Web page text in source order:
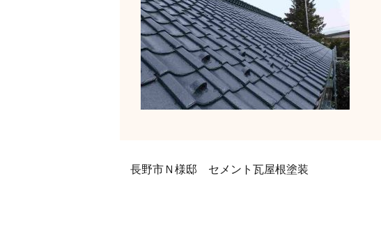
長野市Ｎ様邸 セメント瓦屋根塗装